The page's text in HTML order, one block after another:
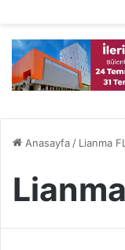
Anasayfa/ Lianma